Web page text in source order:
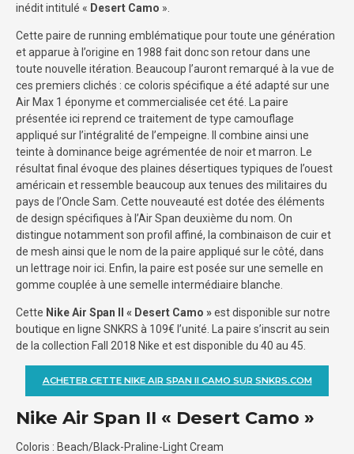
inédit intitulé « Desert Camo ».
Cette paire de running emblématique pour toute une génération
et apparue à l’origine en 1988 fait donc son retour dans une
toute nouvelle itération. Beaucoup l’auront remarqué à la vue de
ces premiers clichés : ce coloris spécifique a été adapté sur une
Air Max 1 éponyme et commercialisée cet été. La paire
présentée ici reprend ce traitement de type camouflage
appliqué sur l’intégralité de l’empeigne. Il combine ainsi une
teinte à dominance beige agrémentée de noir et marron. Le
résultat final évoque des plaines désertiques typiques de l’ouest
américain et ressemble beaucoup aux tenues des militaires du
pays de l’Oncle Sam. Cette nouveauté est dotée des éléments
de design spécifiques à l’Air Span deuxième du nom. On
distingue notamment son profil affiné, la combinaison de cuir et
de mesh ainsi que le nom de la paire appliqué sur le côté, dans
un lettrage noir ici. Enfin, la paire est posée sur une semelle en
gomme couplée à une semelle intermédiaire blanche.
Cette Nike Air Span II « Desert Camo »est disponible sur notre
boutique en ligne SNKRS à 109€ l’unité. La paire s’inscrit au sein
de la collection Fall 2018 Nike et est disponible du 40 au 45.
ACHETER CETTE NIKE AIR SPAN II CAMO SUR SNKRS.COM
Nike Air Span II « Desert Camo »
Coloris : Beach/Black-Praline-Light Cream